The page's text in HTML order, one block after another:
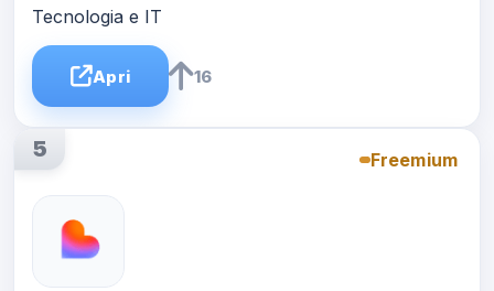
Tecnologia e IT
Apri 16
5 Freemium